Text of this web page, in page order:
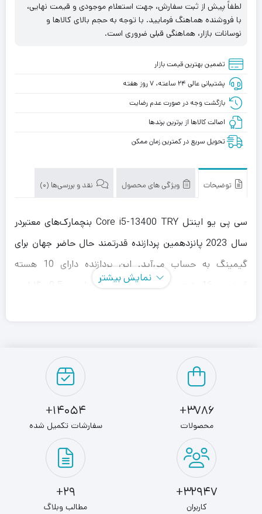
لطفاً پیش از ثبت سفارش، جهت استعلام موجودی و قیمت نهایی،
با فروشنده هماهنگ فرمایید. با توجه به حجم بالای کالاها و
نوسانات بازار، هماهنگی قبلی ضروری است.
تضمین بهترین قیمت بازار
پشتیبانی عالی ۲۴ ساعته، ۷ روز هفته
بازگشت وجه در صورت عدم رضایت
اصالت کالاها از برترین برندها
تحویل سریع در کمترین زمان ممکن
توضیحات ویژگی های محصول نقد و بررسی‌ها (0)
سی پی یو اینتل Core i5-13400 TRY بنچمارک‌های معتبردر
سال 2023 پانزدهمین پردازنده قدرتمند حال حاضر جهان برای
گیمینگ به حساب می‌آید. این پردازنده دارای 10 هسته
نرم‌افزارهای تولید محتوا هم نیز به بهترین شکل و با بالاترین
می‌شوند. همچنین پردازشگر گرافیکی داخلی پردازنده 13400
نقش مهمی در رندرینگ در نرم‌افزارهای تدوین و میکس و
انکودینگ حرفه‌‎ای دارد . فرکانس پردازنده در حالت پایه برابر با
می‌رسد.معماری جدید اینتل توانسته دو نوع هسته مختلف را در
نمایش بیشتر
3786+
محصولات
14054+
سفارشات تکمیل شده
32947+
کاربران
29+
مطالب وبلاگ